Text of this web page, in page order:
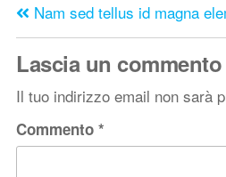
Nam sed tellus id magna
Lascia un commento
Il tuo indirizzo email non sarà
Commento *